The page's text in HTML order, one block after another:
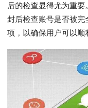
后的检查显得尤为重
封后检查账号是否被
项，以确保用户可以顺